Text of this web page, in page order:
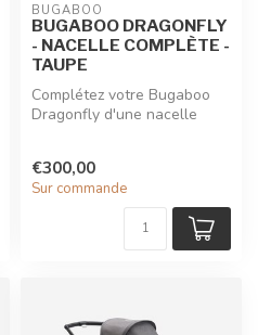
BUGABOO
BUGABOO DRAGONFLY
- NACELLE COMPLÈTE -
TAUPE
Complétez votre Bugaboo
Dragonfly d'une nacelle
€300,00
Sur commande